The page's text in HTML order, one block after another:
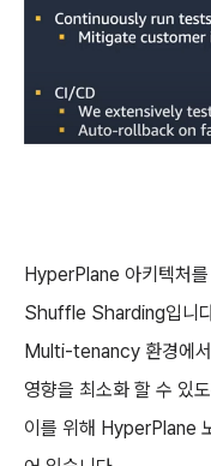
HyperPlane 아키텍처를
Shuffle Sharding입니
Multi-tenancy 환경에
영향을 최소화 할 수 있
이를 위해 HyperPlane